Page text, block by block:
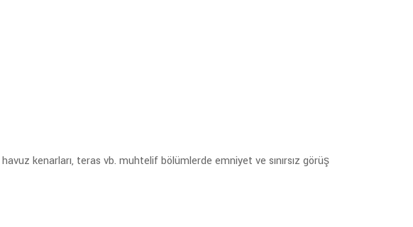
kenarları, teras vb. muhtelif bölümlerde emniyet ve sınırsız görüş